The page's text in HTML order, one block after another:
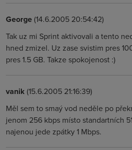
George(14.6.2005 20:54:42)
Tak uz mi Sprint aktivovali a tento
hned zmizel. Uz zase svistim pres
pres 1.5 GB. Takze spokojenost :)
vanik (15.6.2005 21:16:39)
Měl sem to smaý vod neděle po
jenom 256 kbps místo standartních
najenou jede zpátky 1 Mbps.